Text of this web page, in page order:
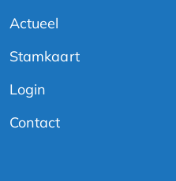
Actueel
Stamkaart
Login
Contact